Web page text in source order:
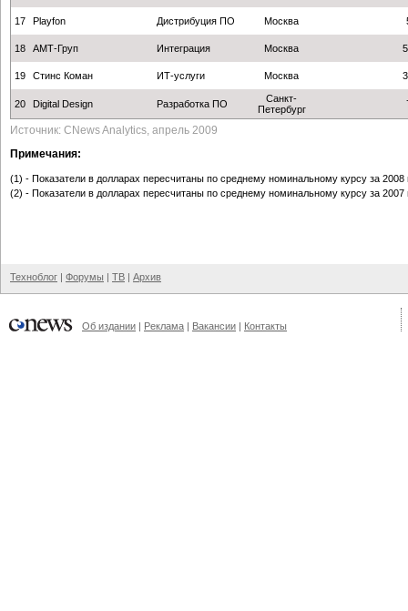
17 Playfon Дистрибуция ПО Москва
18 АМТ-Груп Интеграция Москва
19 Стинс Коман ИТ-услуги Москва
20 Digital Design Разработка ПО
Санкт-
Петербург
Источник: CNews Analytics, апрель 2009
Примечания:
(1) - Показатели в долларах пересчитаны по среднему номинальному курсу за 2008
(2) - Показатели в долларах пересчитаны по среднему номинальному курсу за 2007
Техноблог | Форумы | ТВ | Архив
Об издании | Реклама | Вакансии | Контакты